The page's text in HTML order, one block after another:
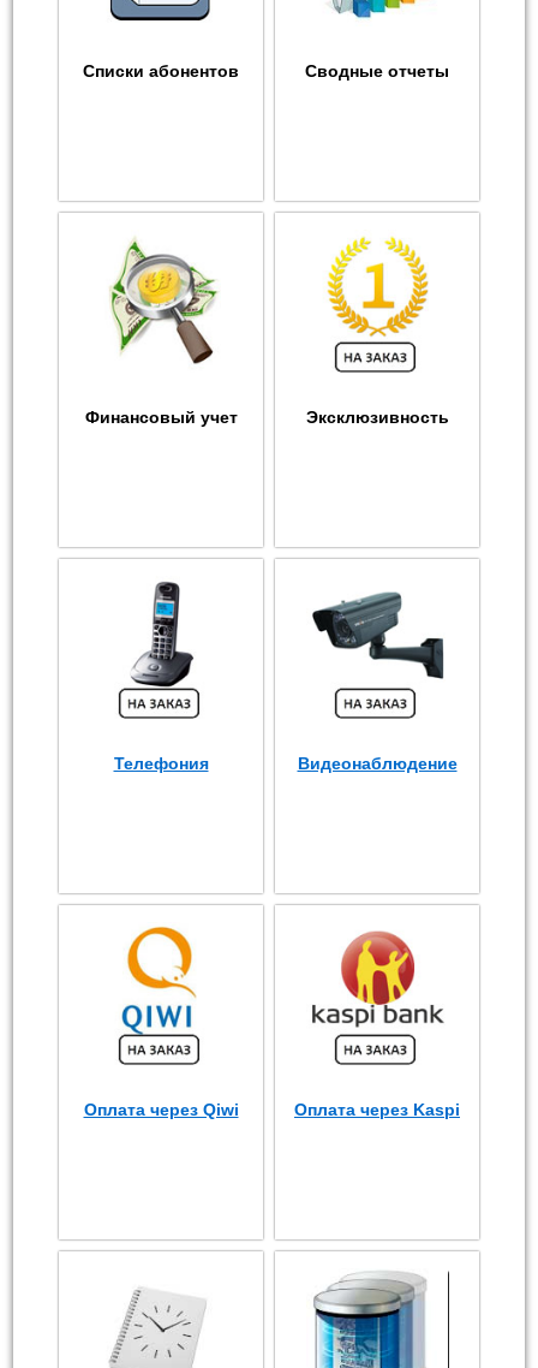
Списки абонентов Сводные отчеты
Финансовый учет Эксклюзивность
Телефония Видеонаблюдение
Оплата через Qiwi Оплата через Kaspi